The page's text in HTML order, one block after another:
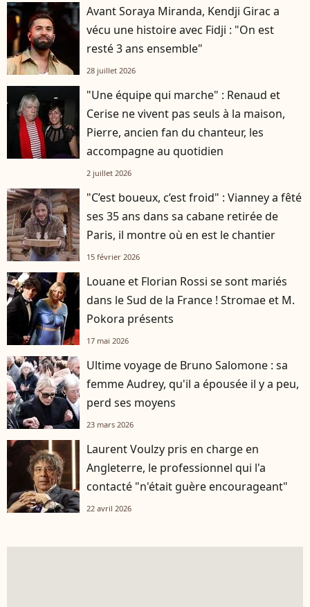
Avant Soraya Miranda, Kendji Girac a
vécu une histoire avec Fidji : "On est
resté 3 ans ensemble"
28 juillet 2026
"Une équipe qui marche" : Renaud et
Cerise ne vivent pas seuls à la maison,
Pierre, ancien fan du chanteur, les
accompagne au quotidien
2 juillet 2026
"C’est boueux, c’est froid" : Vianney a fêté
ses 35 ans dans sa cabane retirée de
Paris, il montre où en est le chantier
15 février 2026
Louane et Florian Rossi se sont mariés
dans le Sud de la France ! Stromae et M.
Pokora présents
17 mai 2026
Ultime voyage de Bruno Salomone : sa
femme Audrey, qu'il a épousée il y a peu,
perd ses moyens
23 mars 2026
Laurent Voulzy pris en charge en
Angleterre, le professionnel qui l'a
contacté "n'était guère encourageant"
22 avril 2026